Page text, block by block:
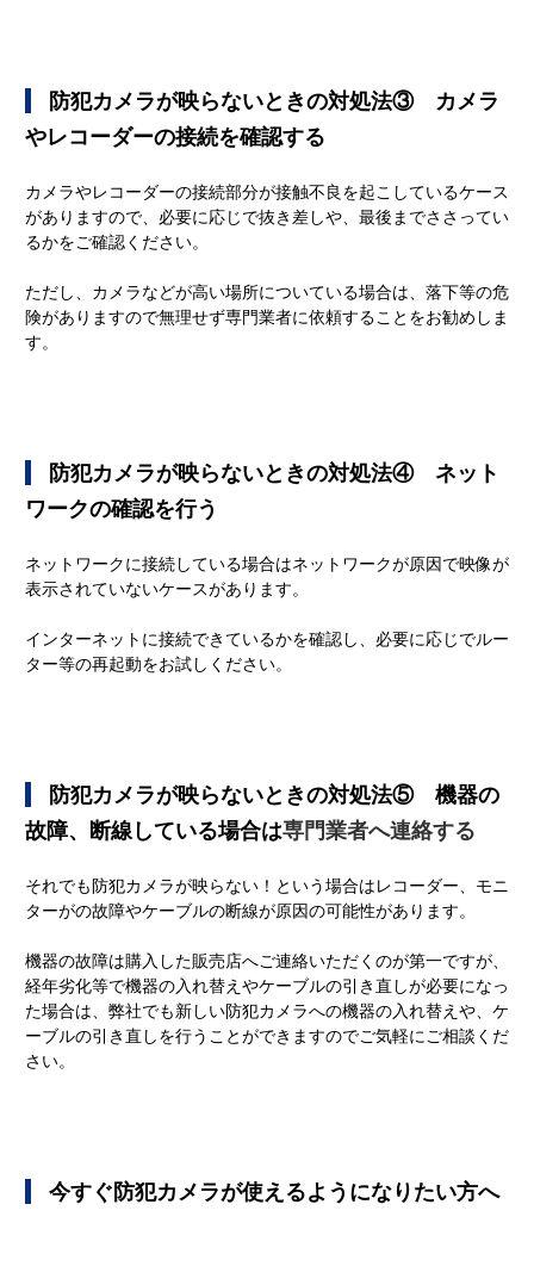
防犯カメラが映らないときの対処法③　カメラ
やレコーダーの接続を確認する
カメラやレコーダーの接続部分が接触不良を起こしているケース
がありますので、必要に応じで抜き差しや、最後までささってい
るかをご確認ください。
ただし、カメラなどが高い場所についている場合は、落下等の危
険がありますので無理せず専門業者に依頼することをお勧めしま
す。
防犯カメラが映らないときの対処法④　ネット
ワークの確認を行う
ネットワークに接続している場合はネットワークが原因で映像が
表示されていないケースがあります。
インターネットに接続できているかを確認し、必要に応じでルー
ター等の再起動をお試しください。
防犯カメラが映らないときの対処法⑤　機器の
故障、断線している場合は専門業者へ連絡する
それでも防犯カメラが映らない！という場合はレコーダー、モニ
ターがの故障やケーブルの断線が原因の可能性があります。
機器の故障は購入した販売店へご連絡いただくのが第一ですが、
経年劣化等で機器の入れ替えやケーブルの引き直しが必要になっ
た場合は、弊社でも新しい防犯カメラへの機器の入れ替えや、ケ
ーブルの引き直しを行うことができますのでご気軽にご相談くだ
さい。
今すぐ防犯カメラが使えるようになりたい方へ